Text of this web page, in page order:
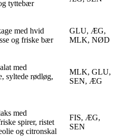
tyttebær
med hvid
og friske bær
GLU, ÆG,
MLK, NØD
med
syltede rødløg,
MLK, GLU,
SEN, ÆG
med
spirer, ristet
og citronskal
FIS, ÆG,
SEN